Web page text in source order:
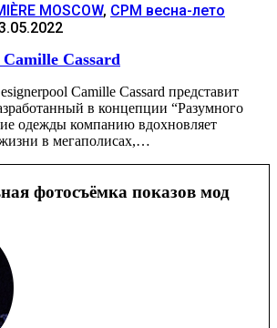
MOSCOW, CPM весна-лето
Cassard
Camille Cassard представит
в концепции “Разумного
одежды компанию вдохновляет
в мегаполисах,…
фотосъёмка показов мод